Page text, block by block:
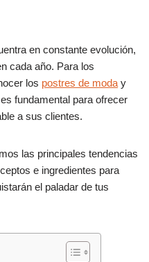
en constante evolución,
cada año. Para los
los postres de moda y
fundamental para ofrecer
a sus clientes.
las principales tendencias
e ingredientes para
el paladar de tus